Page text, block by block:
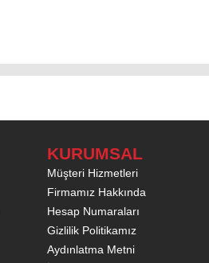
KURUMSAL
Müşteri Hizmetleri
Firmamız Hakkında
Hesap Numaraları
Gizlilik Politikamız
Aydınlatma Metni